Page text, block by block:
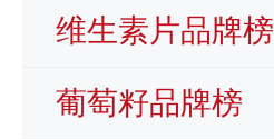
维生素片品牌榜
葡萄籽品牌榜